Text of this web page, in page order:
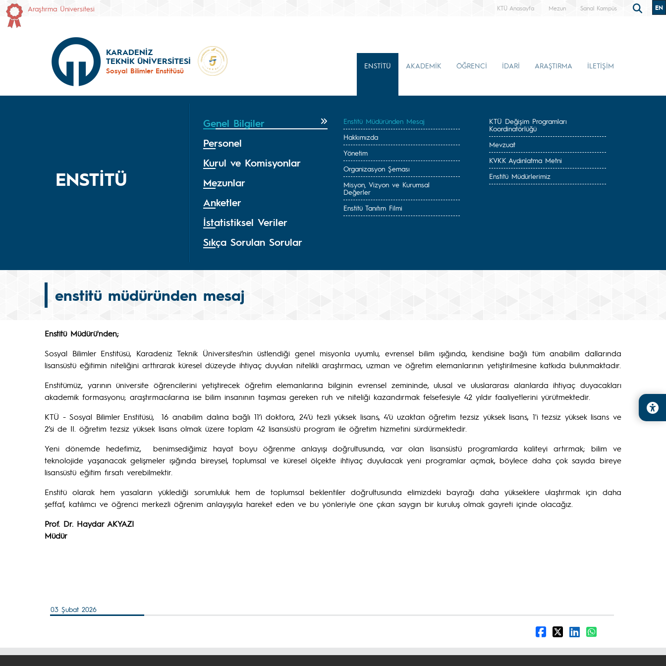
Araştırma Üniversitesi KTÜ Anasayfa Mezun Sanal Kampüs EN
KARADENİZ
TEKNİK ÜNİVERSİTESİ
Sosyal Bilimler Enstitüsü
ENSTİTÜ AKADEMİK ÖĞRENCİ İDARİ ARAŞTIRMA İLETİŞİM
ENSTİTÜ
Genel Bilgiler
Personel
Kurul ve Komisyonlar
Mezunlar
Anketler
İstatistiksel Veriler
Sıkça Sorulan Sorular
Enstitü Müdüründen Mesaj
Hakkımızda
Yönetim
Organizasyon Şeması
Misyon, Vizyon ve Kurumsal
Değerler
Enstitü Tanıtım Filmi
KTÜ Değişim Programları
Koordinatörlüğü
Mevzuat
KVKK Aydınlatma Metni
Enstitü Müdürlerimiz
enstitü müdüründen mesaj
Enstitü Müdürü'nden;
Sosyal Bilimler Enstitüsü, Karadeniz Teknik Üniversitesi’nin üstlendiği genel misyonla uyumlu, evrensel bilim ışığında, kendisine bağlı tüm anabilim dallarında
lisansüstü eğitimin niteliğini arttırarak küresel düzeyde ihtiyaç duyulan nitelikli araştırmacı, uzman ve öğretim elemanlarının yetiştirilmesine katkıda bulunmaktadır.
Enstitümüz, yarının üniversite öğrencilerini yetiştirecek öğretim elemanlarına bilginin evrensel zemininde, ulusal ve uluslararası alanlarda ihtiyaç duyacakları
akademik formasyonu; araştırmacılarına ise bilim insanının taşıması gereken ruh ve niteliği kazandırmak felsefesiyle 42 yıldır faaliyetlerini yürütmektedir.
KTÜ - Sosyal Bilimler Enstitüsü, 16 anabilim dalına bağlı 11’i doktora, 24’ü tezli yüksek lisans, 4’ü uzaktan öğretim tezsiz yüksek lisans, 1'i tezsiz yüksek lisans ve
2’si de II. öğretim tezsiz yüksek lisans olmak üzere toplam 42 lisansüstü program ile öğretim hizmetini sürdürmektedir.
Yeni dönemde hedefimiz, benimsediğimiz hayat boyu öğrenme anlayışı doğrultusunda, var olan lisansüstü programlarda kaliteyi artırmak; bilim ve
teknolojide yaşanacak gelişmeler ışığında bireysel, toplumsal ve küresel ölçekte ihtiyaç duyulacak yeni programlar açmak, böylece daha çok sayıda bireye
lisansüstü eğitim fırsatı verebilmektir.
Enstitü olarak hem yasaların yüklediği sorumluluk hem de toplumsal beklentiler doğrultusunda elimizdeki bayrağı daha yükseklere ulaştırmak için daha
şeffaf, katılımcı ve öğrenci merkezli öğrenim anlayışıyla hareket eden ve bu yönleriyle öne çıkan saygın bir kuruluş olmak gayreti içinde olacağız.
Prof. Dr. Haydar AKYAZI
Müdür
03 Şubat 2026